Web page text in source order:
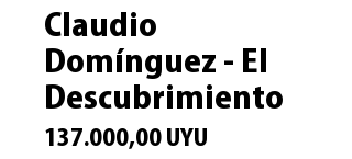
Claudio
Domínguez - El
Descubrimiento
137.000,00 UYU